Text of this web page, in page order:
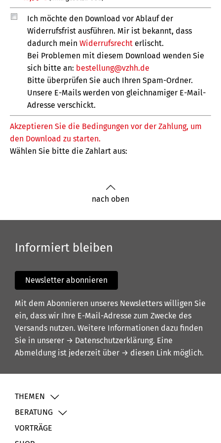
nach oben
Informiert bleiben
Newsletter abonnieren
Mit dem Abonnieren unseres Newsletters willigen Sie
ein, dass wir Ihre E-Mail-Adresse zum Zwecke des
Versands nutzen. Weitere Informationen dazu finden
Sie in unserer → Datenschutzerklärung. Eine
Abmeldung ist jederzeit über → diesen Link möglich.
THEMEN
BERATUNG
VORTRÄGE